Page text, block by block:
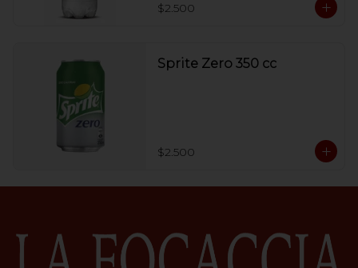
$2.500
Sprite Zero 350 cc
$2.500